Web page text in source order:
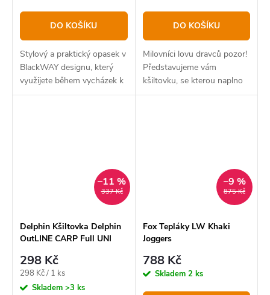
DO KOŠÍKU
Stylový a praktický opasek v
BlackWAY designu, který
využijete během vycházek k
vodě ale i v běžném životě.
DO KOŠÍKU
Milovníci lovu dravců pozor!
Představujeme vám
kšiltovku, se kterou naplno
projevíte svoji rybářskou
337 Kč
–11 %
Delphin Kšiltovka Delphin
OutLINE CARP Full UNI
298 Kč
Měrná
cena:
298 Kč / 1 ks
Skladem >3 ks
875 Kč
–9 %
Fox Tepláky LW Khaki
Joggers
788 Kč
Skladem 2 ks